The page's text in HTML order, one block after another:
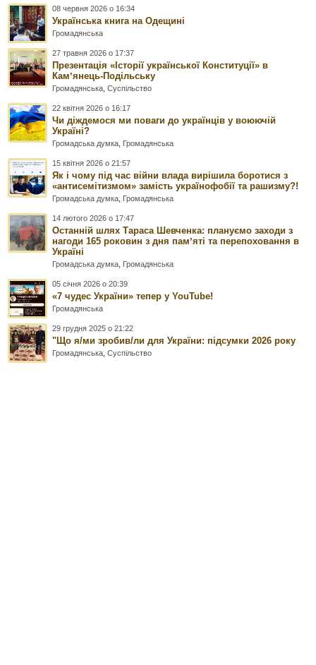
08 червня 2026 о 16:34
Українська книга на Одещині
Громадянська
27 травня 2026 о 17:37
Презентація «Історії української Конституції» в
Камʼянець-Подільську
Громадянська ,Суспільство
22 квітня 2026 о 16:17
Чи діждемося ми поваги до українців у воюючій
Україні?
Громадська думка Громадянська
15 квітня 2026 о 21:57
Як і чому під час війни влада вирішила боротися з
«антисемітизмом» замість українофобії та рашизму?!
Громадська думка Громадянська
14 лютого 2026 о 17:47
Останній шлях Тараса Шевченка: плануємо заходи з
нагоди 165 роковин з дня памʼяті та перепоховання в
Україні
Громадська думка Громадянська
05 січня 2026 о 20:39
«7 чудес України» тепер у YouTube!
Громадянська
29 грудня 2025 о 21:22
"Що я/ми зробив/ли для України: підсумки 2026 року
Громадянська ,Суспільство